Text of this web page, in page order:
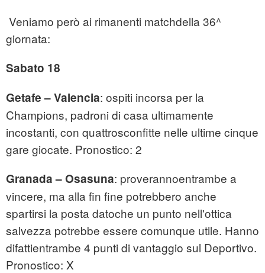
Veniamo però ai rimanenti matchdella 36^
giornata:
Sabato 18
Getafe – Valencia: ospiti incorsa per la
Champions, padroni di casa ultimamente
incostanti, con quattrosconfitte nelle ultime cinque
gare giocate. Pronostico: 2
Granada – Osasuna: proverannoentrambe a
vincere, ma alla fin fine potrebbero anche
spartirsi la posta datoche un punto nell'ottica
salvezza potrebbe essere comunque utile. Hanno
difattientrambe 4 punti di vantaggio sul Deportivo.
Pronostico: X